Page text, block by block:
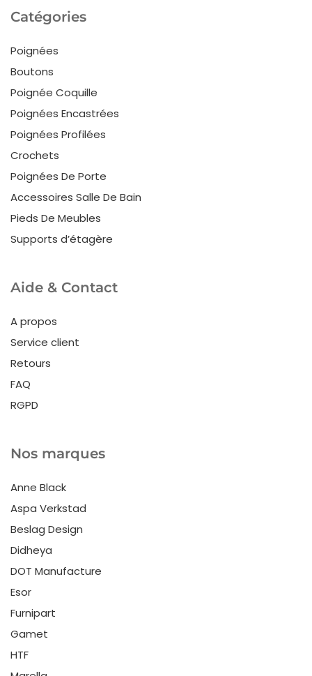
Catégories
Poignées
Boutons
Poignée Coquille
Poignées Encastrées
Poignées Profilées
Crochets
Poignées De Porte
Accessoires Salle De Bain
Pieds De Meubles
Supports d’étagère
Aide & Contact
A propos
Service client
Retours
FAQ
RGPD
Nos marques
Anne Black
Aspa Verkstad
Beslag Design
Didheya
DOT Manufacture
Esor
Furnipart
Gamet
HTF